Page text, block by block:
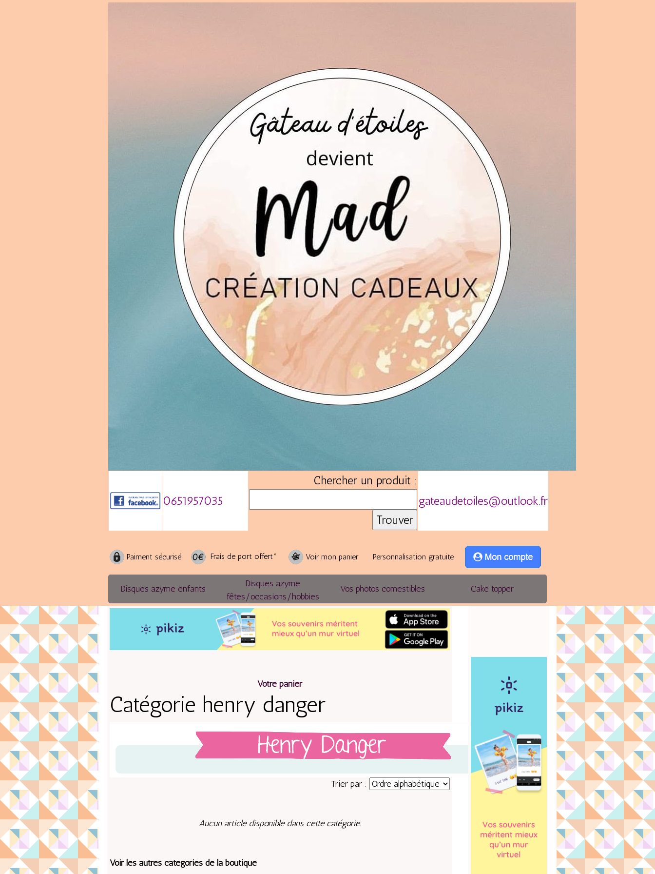
0651957035
Chercher un produit :
gateaudetoiles@outlook.fr
Paiment sécurisé Frais de port offert* Voir mon panier Personnalisation gratuite
Disques azyme enfants
Disques azyme
fêtes/occasions/hobbies
Vos photos comestibles Cake topper
Votre panier
Catégorie henry danger
Trier par :
Aucun article disponible dans cette catégorie.
Voir les autres catégories de la boutique